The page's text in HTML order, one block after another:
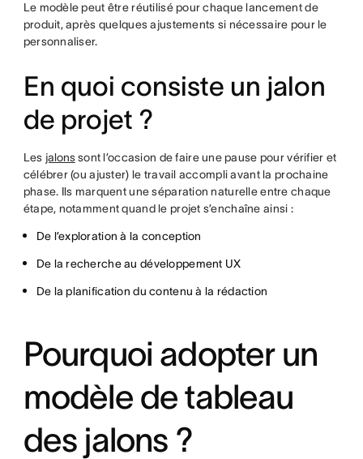
Le modèle peut être réutilisé pour chaque lancement de
produit, après quelques ajustements si nécessaire pour le
personnaliser.
En quoi consiste un jalon
de projet ?
Les jalonssont l’occasion de faire une pause pour vérifier et
célébrer (ou ajuster) le travail accompli avant la prochaine
phase. Ils marquent une séparation naturelle entre chaque
étape, notamment quand le projet s’enchaîne ainsi :
De l’exploration à la conception
De la recherche au développement UX
De la planification du contenu à la rédaction
Pourquoi adopter un
modèle de tableau
des jalons ?